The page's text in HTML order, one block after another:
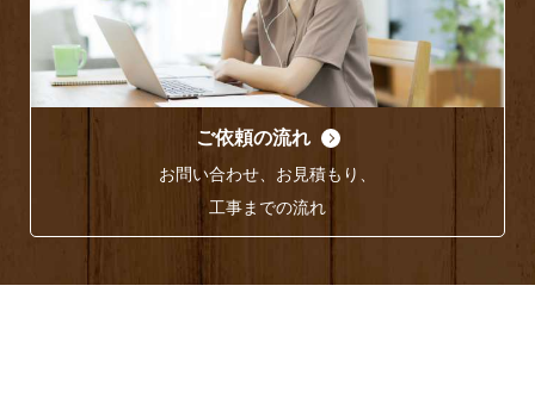
ご依頼の流れ
お問い合わせ、お見積もり、
工事までの流れ